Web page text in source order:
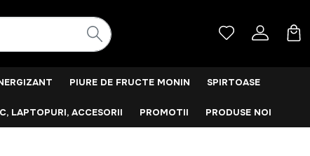
PIURE DE FRUCTE MONIN SPIRTOASE
LAPTOPURI, ACCESORII PROMOTII PRODUSE NOI